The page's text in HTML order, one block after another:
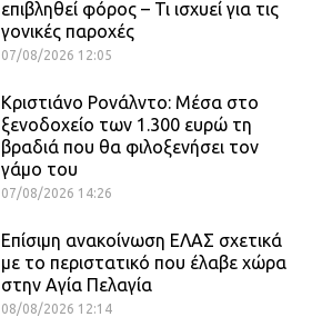
επιβληθεί φόρος – Τι ισχυεί για τις
γονικές παροχές
07/08/2026 12:05
Κριστιάνο Ρονάλντο: Μέσα στο
ξενοδοχείο των 1.300 ευρώ τη
βραδιά που θα φιλοξενήσει τον
γάμο του
07/08/2026 14:26
Επίσιμη ανακοίνωση ΕΛΑΣ σχετικά
με το περιστατικό που έλαβε χώρα
στην Αγία Πελαγία
08/08/2026 12:14